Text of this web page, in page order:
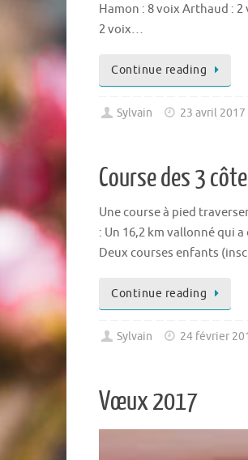
Hamon : 8 voix Arthaud : 2
2 voix…
Continue reading
Sylvain 23 avril 2017
Course des 3
Une course à pied
: Un 16,2 km vallonné qui
Deux courses enfants
Continue reading
Sylvain 24 février
Vœux 2017